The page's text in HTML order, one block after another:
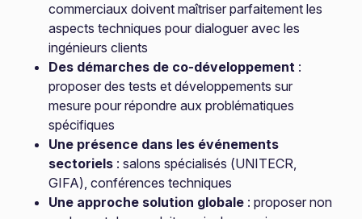
commerciaux doivent maîtriser parfaitement les
aspects techniques pour dialoguer avec les
ingénieurs clients
Des démarches de co-développement :
proposer des tests et développements sur
mesure pour répondre aux problématiques
spécifiques
Une présence dans les événements
sectoriels : salons spécialisés (UNITECR,
GIFA), conférences techniques
Une approche solution globale : proposer non